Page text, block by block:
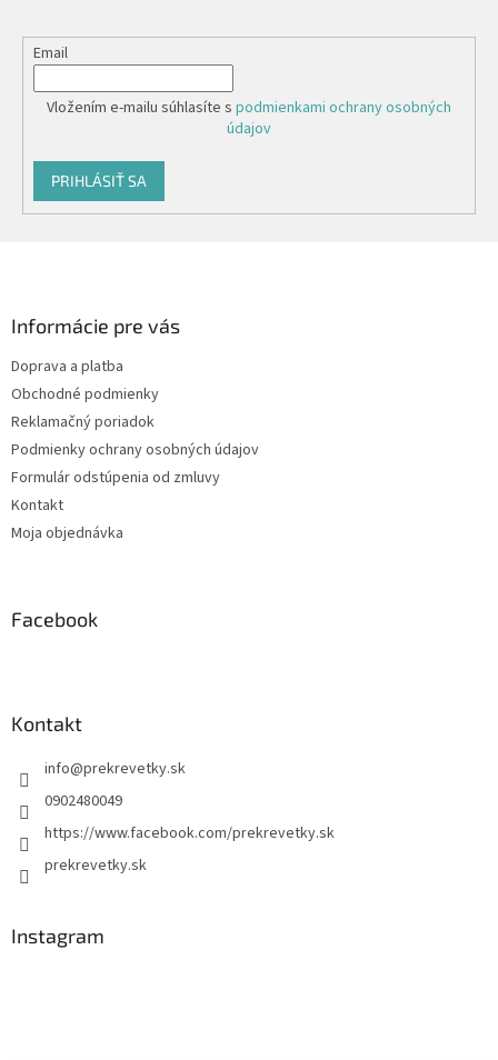
Email
Vložením e-mailu súhlasíte s podmienkami ochrany osobných
údajov
PRIHLÁSIŤ SA
Informácie pre vás
Doprava a platba
Obchodné podmienky
Reklamačný poriadok
Podmienky ochrany osobných údajov
Formulár odstúpenia od zmluvy
Kontakt
Moja objednávka
Facebook
Kontakt
info@prekrevetky.sk
0902480049
https://www.facebook.com/prekrevetky.sk
prekrevetky.sk
Instagram